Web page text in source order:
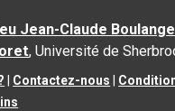
Jean-Claude
, Université de
Contactez-nous